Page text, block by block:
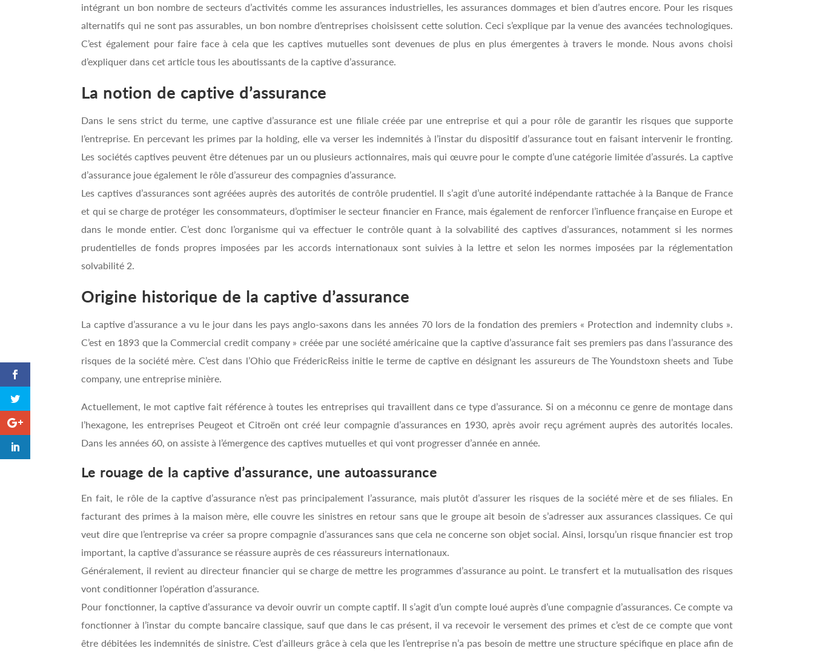
intégrant un bon nombre de secteurs d’activités comme les assurances industrielles, les assurances dommages et bien d’autres encore. Pour les risques
alternatifs qui ne sont pas assurables, un bon nombre d’entreprises choisissent cette solution. Ceci s’explique par la venue des avancées technologiques.
C’est également pour faire face à cela que les captives mutuelles sont devenues de plus en plus émergentes à travers le monde. Nous avons choisi
d’expliquer dans cet article tous les aboutissants de la captive d’assurance.
La notion de captive d’assurance
Dans le sens strict du terme, une captive d’assurance est une filiale créée par une entreprise et qui a pour rôle de garantir les risques que supporte
l’entreprise. En percevant les primes par la holding, elle va verser les indemnités à l’instar du dispositif d’assurance tout en faisant intervenir le fronting.
Les sociétés captives peuvent être détenues par un ou plusieurs actionnaires, mais qui œuvre pour le compte d’une catégorie limitée d’assurés. La captive
d’assurance joue également le rôle d’assureur des compagnies d’assurance.
Les captives d’assurances sont agréées auprès des autorités de contrôle prudentiel. Il s’agit d’une autorité indépendante rattachée à la Banque de France
et qui se charge de protéger les consommateurs, d’optimiser le secteur financier en France, mais également de renforcer l’influence française en Europe et
dans le monde entier. C’est donc l’organisme qui va effectuer le contrôle quant à la solvabilité des captives d’assurances, notamment si les normes
prudentielles de fonds propres imposées par les accords internationaux sont suivies à la lettre et selon les normes imposées par la réglementation
solvabilité 2.
Origine historique de la captive d’assurance
La captive d’assurance a vu le jour dans les pays anglo-saxons dans les années 70 lors de la fondation des premiers « Protection and indemnity clubs ».
C’est en 1893 que la Commercial credit company » créée par une société américaine que la captive d’assurance fait ses premiers pas dans l’assurance des
risques de la société mère. C’est dans l’Ohio que FrédericReiss initie le terme de captive en désignant les assureurs de The Youndstoxn sheets and Tube
company, une entreprise minière.
Actuellement, le mot captive fait référence à toutes les entreprises qui travaillent dans ce type d’assurance. Si on a méconnu ce genre de montage dans
l’hexagone, les entreprises Peugeot et Citroën ont créé leur compagnie d’assurances en 1930, après avoir reçu agrément auprès des autorités locales.
Dans les années 60, on assiste à l’émergence des captives mutuelles et qui vont progresser d’année en année.
Le rouage de la captive d’assurance, une autoassurance
En fait, le rôle de la captive d’assurance n’est pas principalement l’assurance, mais plutôt d’assurer les risques de la société mère et de ses filiales. En
facturant des primes à la maison mère, elle couvre les sinistres en retour sans que le groupe ait besoin de s’adresser aux assurances classiques. Ce qui
veut dire que l’entreprise va créer sa propre compagnie d’assurances sans que cela ne concerne son objet social. Ainsi, lorsqu’un risque financier est trop
important, la captive d’assurance se réassure auprès de ces réassureurs internationaux.
Généralement, il revient au directeur financier qui se charge de mettre les programmes d’assurance au point. Le transfert et la mutualisation des risques
vont conditionner l’opération d’assurance.
Pour fonctionner, la captive d’assurance va devoir ouvrir un compte captif. Il s’agit d’un compte loué auprès d’une compagnie d’assurances. Ce compte va
fonctionner à l’instar du compte bancaire classique, sauf que dans le cas présent, il va recevoir le versement des primes et c’est de ce compte que vont
être débitées les indemnités de sinistre. C’est d’ailleurs grâce à cela que les l’entreprise n’a pas besoin de mettre une structure spécifique en place afin de